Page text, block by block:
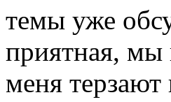
темы уже
приятная, мы
меня терзают